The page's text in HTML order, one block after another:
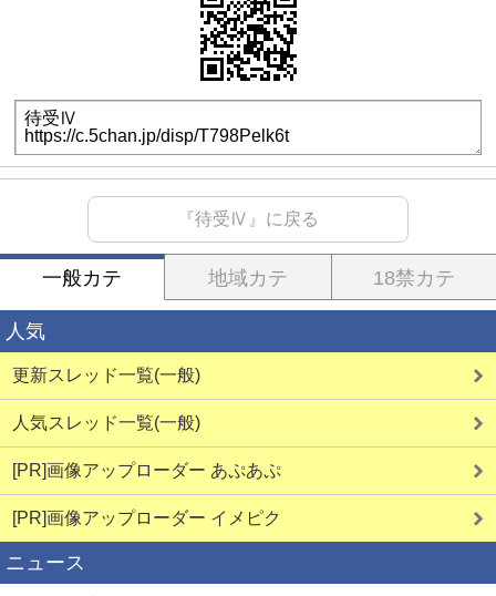
『待受Ⅳ』に戻る
一般カテ 地域カテ 18禁カテ
人気
更新スレッド一覧(一般)
人気スレッド一覧(一般)
[PR]画像アップローダー あぷあぷ
[PR]画像アップローダー イメピク
ニュース